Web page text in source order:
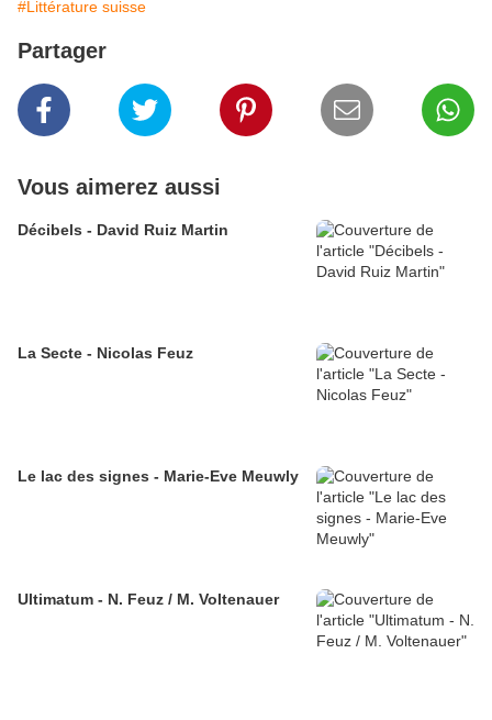
#Littérature suisse
Partager
Vous aimerez aussi
Décibels - David Ruiz Martin
La Secte - Nicolas Feuz
Le lac des signes - Marie-Eve Meuwly
Ultimatum - N. Feuz / M. Voltenauer